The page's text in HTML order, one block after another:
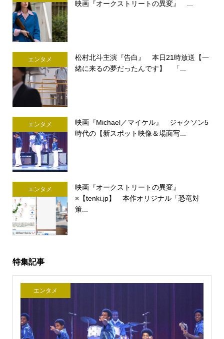
映画『オークストリートの異変』 ...
エンタメ
松村北斗主演『告白』 本日21時放送【一
緒に来るの夢だったんです】 「...
エンタメ
映画『Michael／マイケル』 ジャクソン5
時代の【新スポット映像＆場面写...
エンタメ
映画『オークストリートの異変』
×【tenki.jp】 本作オリジナル「恐竜対
策...
特集記事
エンタメ